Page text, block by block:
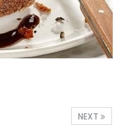
NEXT